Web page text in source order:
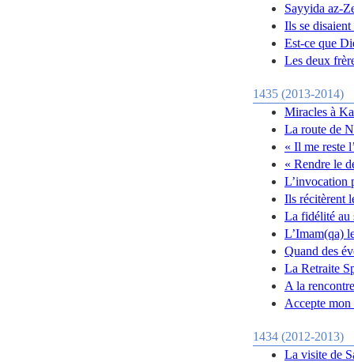
Sayyida az-
Ils se
Est-ce que
Les deux
1435 (2013-2014)
Miracles à
La route de
« Il me reste
« Rendre le
L’invocation
Ils récitèrent
La fidélité au
L’Imam(qa)
Quand des
La Retraite
A la
Accepte
1434 (2012-2013)
La visite de